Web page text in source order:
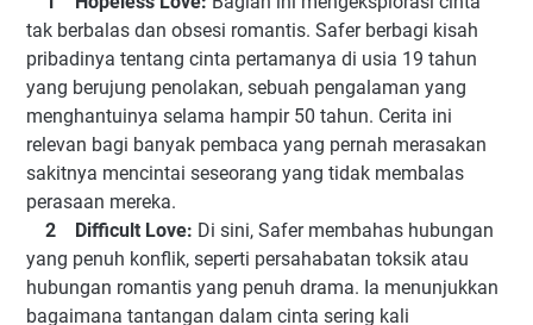
tak berbalas dan obsesi romantis. Safer berbagi kisah
pribadinya tentang cinta pertamanya di usia 19 tahun
yang berujung penolakan, sebuah pengalaman yang
menghantuinya selama hampir 50 tahun. Cerita ini
relevan bagi banyak pembaca yang pernah merasakan
sakitnya mencintai seseorang yang tidak membalas
perasaan mereka.
2 Difficult Love: Di sini, Safer membahas hubungan
yang penuh konflik, seperti persahabatan toksik atau
hubungan romantis yang penuh drama. Ia menunjukkan
bagaimana tantangan dalam cinta sering kali